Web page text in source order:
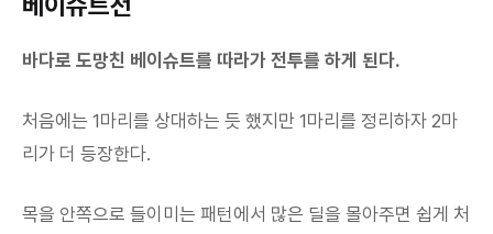
바다로 도망친 베이슈트를 따라가 전투를 하게 된다.
처음에는 1마리를 상대하는 듯 했지만 1마리를 정리하자 2마
리가 더 등장한다.
목을 안쪽으로 들이미는 패턴에서 많은 딜을 몰아주면 쉽게 처